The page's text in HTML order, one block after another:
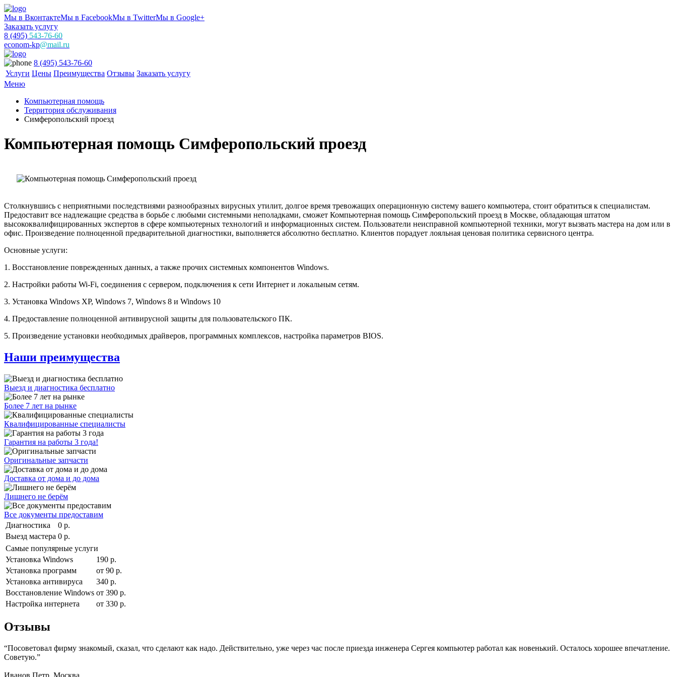
Мы в ВконтактеМы в FacebookМы в TwitterМы в Google+
Заказать услугу
8 (495) 543-76-60
econom-kp@mail.ru
8 (495) 543-76-60
Услуги Цены Преимущества Отзывы Заказать услугу
Меню
Компьютерная помощь
Территория обслуживания
Симферопольский проезд
Компьютерная помощь Симферопольский проезд
Столкнувшись с неприятными последствиями разнообразных вирусных утилит, долгое время тревожащих операционную систему вашего компьютера, стоит обратиться к специалистам.
Предоставит все надлежащие средства в борьбе с любыми системными неполадками, сможет Компьютерная помощь Симферопольский проезд в Москве, обладающая штатом
высококвалифицированных экспертов в сфере компьютерных технологий и информационных систем. Пользователи неисправной компьютерной техники, могут вызвать мастера на дом или в
офис. Произведение полноценной предварительной диагностики, выполняется абсолютно бесплатно. Клиентов порадует лояльная ценовая политика сервисного центра.
Основные услуги:
1. Восстановление поврежденных данных, а также прочих системных компонентов Windows.
2. Настройки работы Wi-Fi, соединения с сервером, подключения к сети Интернет и локальным сетям.
3. Установка Windows XP, Windows 7, Windows 8 и Windows 10
4. Предоставление полноценной антивирусной защиты для пользовательского ПК.
5. Произведение установки необходимых драйверов, программных комплексов, настройка параметров BIOS.
Наши преимущества
Выезд и диагностика бесплатно
Более 7 лет на рынке
Квалифицированные специалисты
Гарантия на работы 3 года!
Оригинальные запчасти
Доставка от дома и до дома
Лишнего не берём
Все документы предоставим
Диагностика
0 р.
Выезд мастера 0 р.
Самые популярные услуги
Установка Windows
190 р.
Установка программ
от 90 р.
Установка антивируса
340 р.
Восстановление Windows от 390 р.
Настройка интернета
от 330 р.
Отзывы
“Посоветовал фирму знакомый, сказал, что сделают как надо. Действительно, уже через час после приезда инженера Сергея компьютер работал как новенький. Осталось хорошее впечатление.
Советую.”
Иванов Петр. Москва